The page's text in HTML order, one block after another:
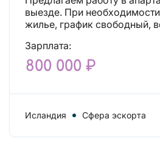
выезде. При необходимости предоставляем
жилье, график свободный,
Зарплата:
800 000 ₽
Исландия Сфера эскорта